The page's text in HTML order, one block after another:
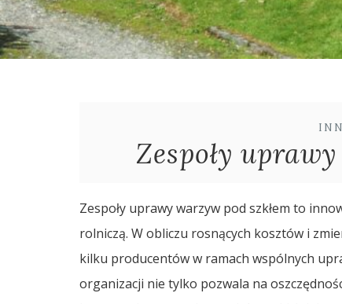
Zespoły
Zespoły uprawy warzyw pod szkłem to
rolniczą. W obliczu rosnących kosztów i
kilku producentów w ramach wspólnych
organizacji nie tylko pozwala na